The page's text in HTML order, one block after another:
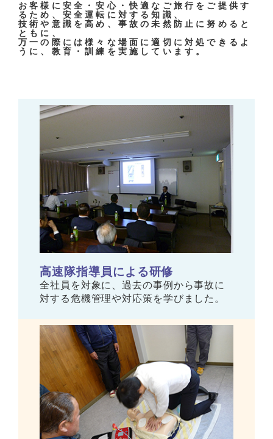
お客様に安全・安心・快適なご旅行をご提供す
るため、安全運転に対する知識、
技術や意識を高め、事故の未然防止に努めると
ともに、
万一の際には様々な場面に適切に対処できるよ
うに、教育・訓練を実施しています。
高速隊指導員による研修
全社員を対象に、過去の事例から事故に
対する危機管理や対応策を学びました。